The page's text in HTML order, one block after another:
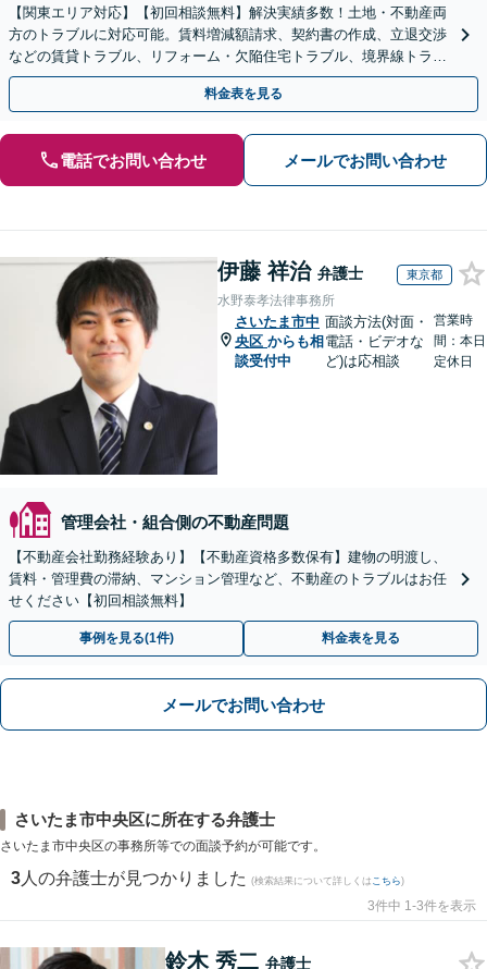
【関東エリア対応】【初回相談無料】解決実績多数！土地・不動産両
方のトラブルに対応可能。賃料増減額請求、契約書の作成、立退交渉
などの賃貸トラブル、リフォーム・欠陥住宅トラブル、境界線トラブ
ルはお任せください【休日・夜間相談可（要予約）】
料金表を見る
電話でお問い合わせ メールでお問い合わせ
伊藤 祥治 弁護士 東京都
水野泰孝法律事務所
さいたま市中
央区 からも相
談受付中
面談方法(対面・
電話・ビデオな
ど)は応相談
営業時
間：本日
定休日
管理会社・組合側の不動産問題
【不動産会社勤務経験あり】【不動産資格多数保有】建物の明渡し、
賃料・管理費の滞納、マンション管理など、不動産のトラブルはお任
せください【初回相談無料】
事例を見る(1件) 料金表を見る
メールでお問い合わせ
さいたま市中央区に所在する弁護士
さいたま市中央区の事務所等での面談予約が可能です。
3 人の弁護士が見つかりました (検索結果について詳しくは こちら)
3件中 1-3件を表示
鈴木 秀二 弁護士